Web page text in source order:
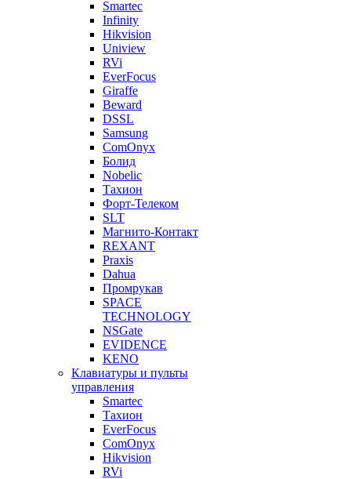
Smartec
Infinity
Hikvision
Uniview
RVi
EverFocus
Giraffe
Beward
DSSL
Samsung
ComOnyx
Болид
Nobelic
Тахион
Форт-Телеком
SLT
Магнито-Контакт
REXANT
Praxis
Dahua
Промрукав
SPACE
TECHNOLOGY
NSGate
EVIDENCE
KENO
Клавиатуры и пульты
управления
Smartec
Тахион
EverFocus
ComOnyx
Hikvision
RVi